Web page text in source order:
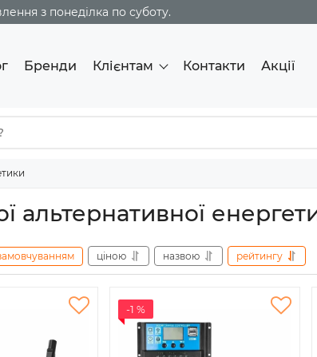
з понеділка по суботу.
Бренди Клієнтам Контакти Акції
альтернативної
ціною назвою рейтингу
-1 %